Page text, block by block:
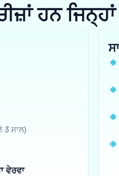
ਹਨ ਜਿਨ੍ਹਾਂ
3 ਸਾਲ)
ਵੇਰਵਾ